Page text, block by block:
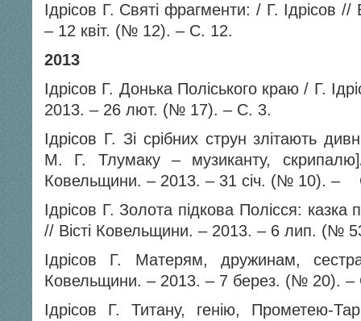
Ідрісов Г. Святі фрагменти: / Г. Ідрісов
– 12 квіт. (№ 12). – С. 12.
2013
Ідрісов Г. Донька Поліського краю / Г.
2013. – 26 лют. (№ 17). – С. 3.
Ідрісов Г. Зі срібних струн злітають
М. Г. Тлумаку – музиканту,
Ковельщини. – 2013. – 31 січ. (№ 10). –
Ідрісов Г. Золота підкова Полісся:
// Вісті Ковельщини. – 2013. – 6 лип.
Ідрісов Г. Матерям, дружинам,
Ковельщини. – 2013. – 7 берез. (№ 20). –
Ідрісов Г. Титану, генію, Прометею-